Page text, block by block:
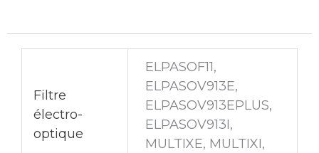
Filtre
électro-
optique
ELPASOF11,
ELPASOV913E,
ELPASOV913EPLUS,
ELPASOV913I,
MULTIXE, MULTIXI,